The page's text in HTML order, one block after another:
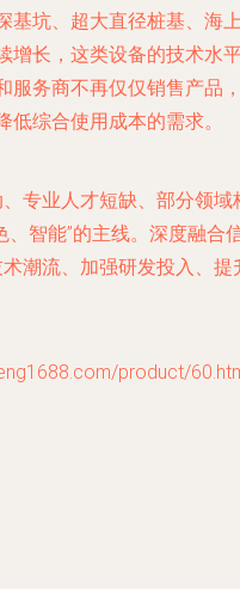
基坑、超大直径桩基、海
长，这类设备的技术水
服务商不再仅仅销售产
综合使用成本的需求。
专业人才短缺、部分领
、智能”的主线。深度融
潮流、加强研发投入、
product/